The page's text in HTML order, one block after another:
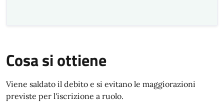
Cosa si ottiene
Viene saldato il debito e si evitano le maggiorazioni
previste per l'iscrizione a ruolo.